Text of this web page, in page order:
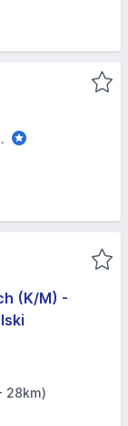
(K/M) -
28km)